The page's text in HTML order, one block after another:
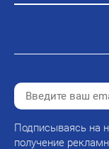
Подписываясь на
получение